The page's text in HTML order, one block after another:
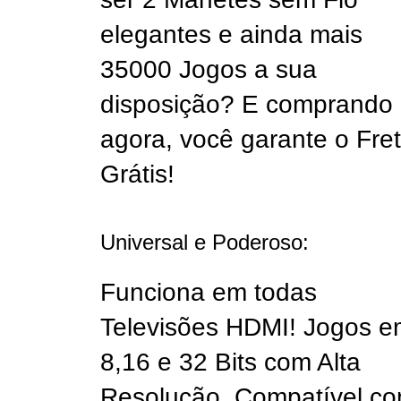
elegantes e ainda mais
35000 Jogos a sua
disposição? E comprando
agora, você garante o
Grátis!
Universal e Poderoso:
Funciona em todas
Televisões HDMI! Jogos
8,16 e 32 Bits com Alta